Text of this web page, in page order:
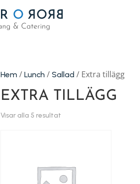
Hem /Lunch /Sallad / Extra tillägg
EXTRA TILLÄGG
Visar alla 5 resultat